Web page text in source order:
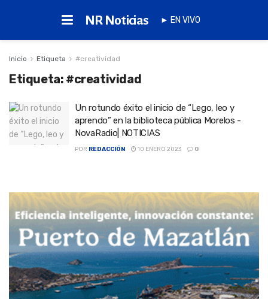
NR Noticias ► EN VIVO
Inicio Etiqueta #creatividad
Etiqueta: #creatividad
Un rotundo éxito el inicio de “Lego, leo y
aprendo” en la biblioteca pública Morelos -
NovaRadio| NOTICIAS
POR REDACCIÓN 10 ENERO 2023 0